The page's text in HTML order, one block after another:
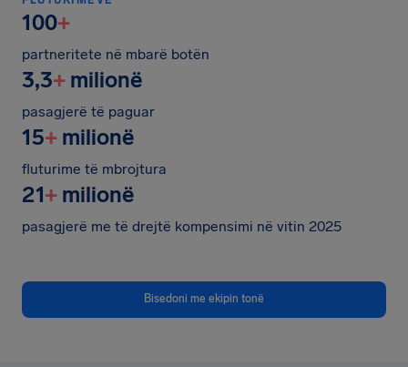
100+
partneritete në mbarë botën
3,3+ milionë
pasagjerë të paguar
15+ milionë
fluturime të mbrojtura
21+ milionë
pasagjerë me të drejtë kompensimi në vitin 2025
Bisedoni me ekipin tonë